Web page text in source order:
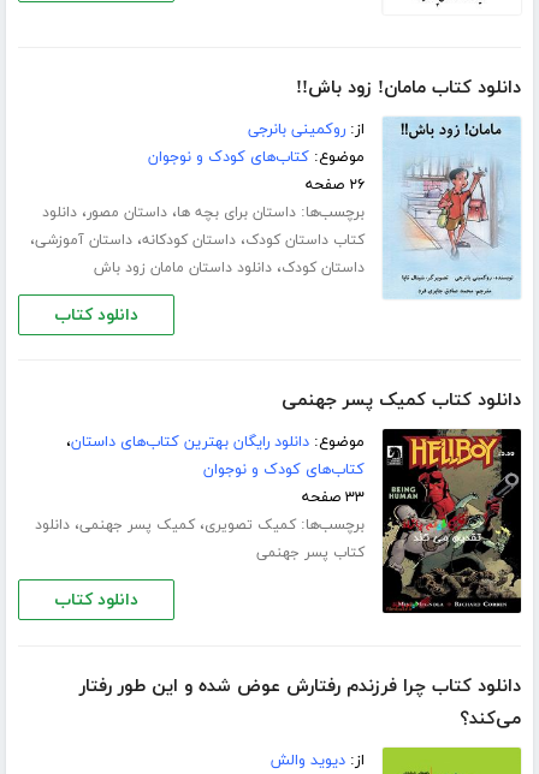
دانلود کتاب مامان! زود باش!!
از:روکمینی بانرجی
موضوع:کتاب‌های کودک و نوجوان
۲۶ صفحه
برچسب‌ها:داستان برای بچه ها،داستان مصور،دانلود
کتاب داستان کودک،داستان کودکانه،داستان آموزشی،
داستان کودک،دانلود داستان مامان زود باش
دانلود کتاب
دانلود کتاب کمیک پسر جهنمی
موضوع:دانلود رایگان بهترین کتاب‌های داستان،
کتاب‌های کودک و نوجوان
۳۳ صفحه
برچسب‌ها:کمیک تصویری،کمیک پسر جهنمی،دانلود
کتاب پسر جهنمی
دانلود کتاب
دانلود کتاب چرا فرزندم رفتارش عوض شده و این طور رفتار
می‌کند؟
از:دیوید والش